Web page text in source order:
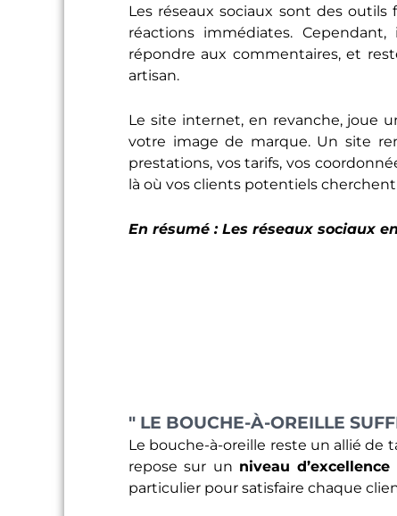
Les réseaux sociaux sont des
réactions immédiates.
répondre aux commentaires, et
artisan.
Le site internet, en revanche, joue
votre image de marque. Un site
prestations, vos tarifs, vos
là où vos clients potentiels
En résumé : Les réseaux sociaux
" LE BOUCHE-À-OREILLE
Le bouche-à-oreille reste un allié de
repose sur un niveau
particulier pour satisfaire chaque